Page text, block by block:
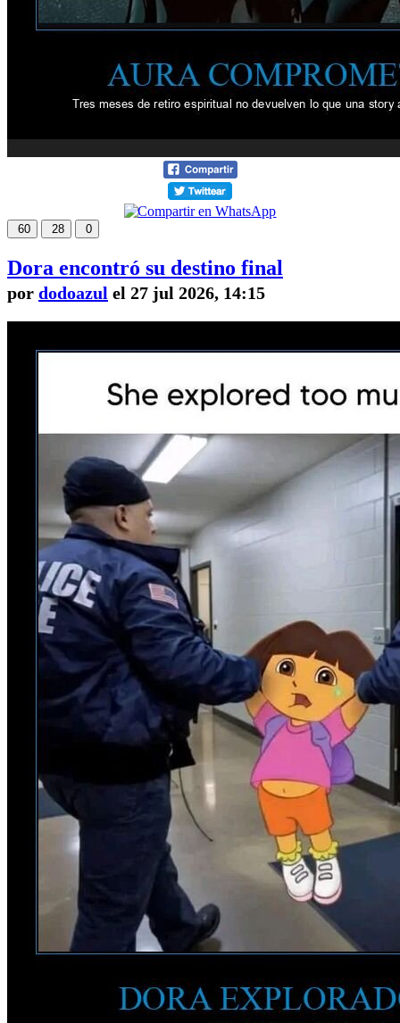
60 28 0
Dora encontró su destino final
por dodoazul el 27 jul 2026, 14:15